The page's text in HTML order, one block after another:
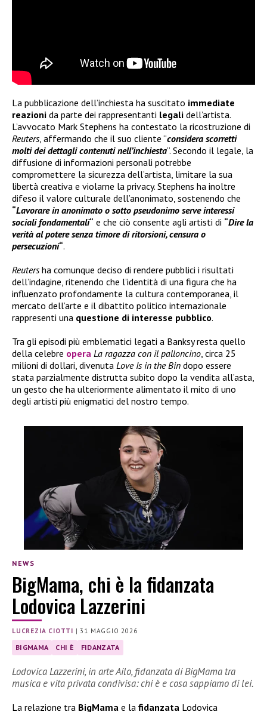
La pubblicazione dell’inchiesta ha suscitato immediate
reazioni da parte dei rappresentanti legali dell’artista.
L’avvocato Mark Stephens ha contestato la ricostruzione di
Reuters, affermando che il suo cliente “considera scorretti
molti dei dettagli contenuti nell’inchiesta“. Secondo il legale, la
diffusione di informazioni personali potrebbe
compromettere la sicurezza dell’artista, limitare la sua
libertà creativa e violarne la privacy. Stephens ha inoltre
difeso il valore culturale dell’anonimato, sostenendo che
“Lavorare in anonimato o sotto pseudonimo serve interessi
sociali fondamentali“ e che ciò consente agli artisti di “Dire la
verità al potere senza timore di ritorsioni, censura o
persecuzioni“.
Reutersha comunque deciso di rendere pubblici i risultati
dell’indagine, ritenendo che l’identità di una figura che ha
influenzato profondamente la cultura contemporanea, il
mercato dell’arte e il dibattito politico internazionale
rappresenti una questione di interesse pubblico.
Tra gli episodi più emblematici legati a Banksy resta quello
della celebre opera La ragazza con il palloncino , circa 25
milioni di dollari, divenuta Love Is in the Bin dopo essere
stata parzialmente distrutta subito dopo la vendita all’asta,
un gesto che ha ulteriormente alimentato il mito di uno
degli artisti più enigmatici del nostro tempo.
NEWS
BigMama, chi è la fidanzata
Lodovica Lazzerini
LUCREZIA CIOTTI |31 MAGGIO 2026
BIGMAMA CHI È FIDANZATA
Lodovica Lazzerini, in arte Ailo, fidanzata di BigMama tra
musica e vita privata condivisa: chi è e cosa sappiamo di lei.
La relazione tra BigMama e la fidanzata Lodovica